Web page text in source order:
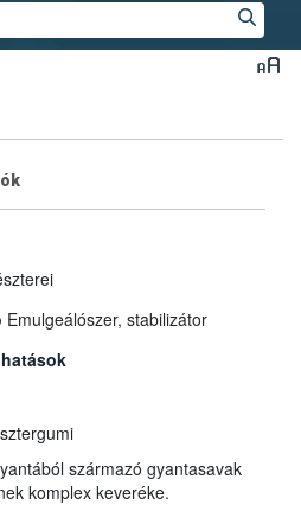
Emulgeálószer, stabilizátor
származó gyantasavak
komplex keveréke.